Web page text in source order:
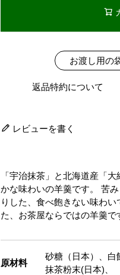
お渡し用の
返品特約について
レビューを書く
「宇治抹茶」と北海道産「
かな味わいの羊羹です。 苦
りした、食べ飽きない味わ
た、お茶屋ならではの羊羹で
原材料
砂糖（日本）、白
抹茶粉末(日本)、